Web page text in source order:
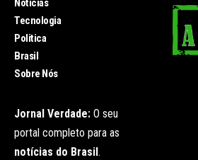
Noticias
Tecnologia
Politica
Brasil
Sobre Nós
Jornal Verdade: O seu
portal completo para as
notícias do Brasil .